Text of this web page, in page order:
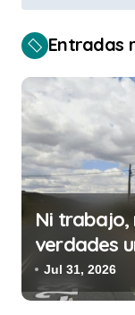
g
a
c
i
ó
n
d
e
n
Entradas
Ni trabajo,
verdades
de la
Jul 31, 2026